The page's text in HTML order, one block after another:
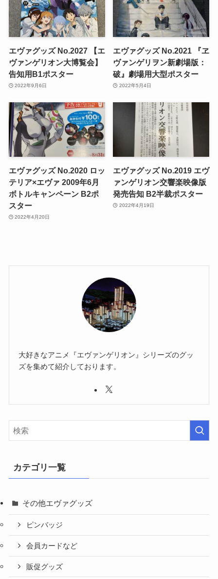
エヴァグッズ No.2027 【エ
ヴァンゲリオン大博覧会】
告知用B1ポスター
2022年9月6日
エヴァグッズ No.2021 『ヱ
ヴァンゲリヲン新劇場版：
破』劇場用大型ポスター
2022年5月4日
エヴァグッズ No.2020 ロッ
テリア×エヴァ 2009年6月
ボトルキャンペーン B2ポ
スター
2022年4月20日
エヴァグッズ No.2019 エヴ
ァンゲリオン交響楽映像版
発売告知 B2半裁ポスター
2022年4月19日
大好きなアニメ『エヴァンゲリオン』シリーズのグッ
ズを集めて紹介しております。
カテゴリ一覧
その他エヴァグッズ
ピンバッジ
会員カードなど
販促グッズ